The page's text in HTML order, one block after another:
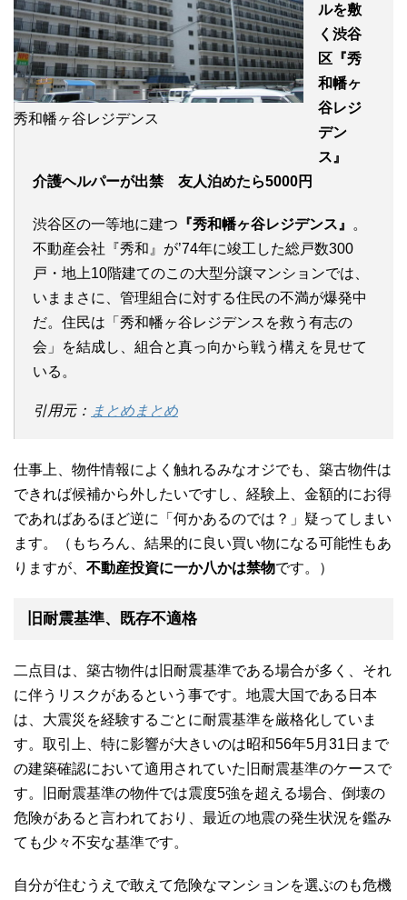
秀和幡ヶ谷レジデンス
ルを敷
く渋谷
区『秀
和幡ヶ
谷レジ
デン
ス』
介護ヘルパーが出禁 友人泊めたら5000円
渋谷区の一等地に建つ 『秀和幡ヶ谷レジデンス』
。
不動産会社『秀和』が’74年に竣工した総戸数300
戸・地上10階建てのこの大型分譲マンションでは、
いままさに、管理組合に対する住民の不満が爆発中
だ。住民は「秀和幡ヶ谷レジデンスを救う有志の
会」を結成し、組合と真っ向から戦う構えを見せて
いる。
引用元： まとめまとめ
仕事上、物件情報によく触れるみなオジでも、築古物件は
できれば候補から外したいですし、経験上、金額的にお得
であればあるほど逆に「何かあるのでは？」疑ってしまい
ます。（もちろん、結果的に良い買い物になる可能性もあ
りますが、 不動産投資に一か八かは禁物です。）
旧耐震基準、既存不適格
二点目は、築古物件は旧耐震基準である場合が多く、それ
に伴うリスクがあるという事です。地震大国である日本
は、大震災を経験するごとに耐震基準を厳格化していま
す。取引上、特に影響が大きいのは昭和56年5月31日まで
の建築確認において適用されていた旧耐震基準のケースで
す。旧耐震基準の物件では震度5強を超える場合、倒壊の
危険があると言われており、最近の地震の発生状況を鑑み
ても少々不安な基準です。
自分が住むうえで敢えて危険なマンションを選ぶのも危機